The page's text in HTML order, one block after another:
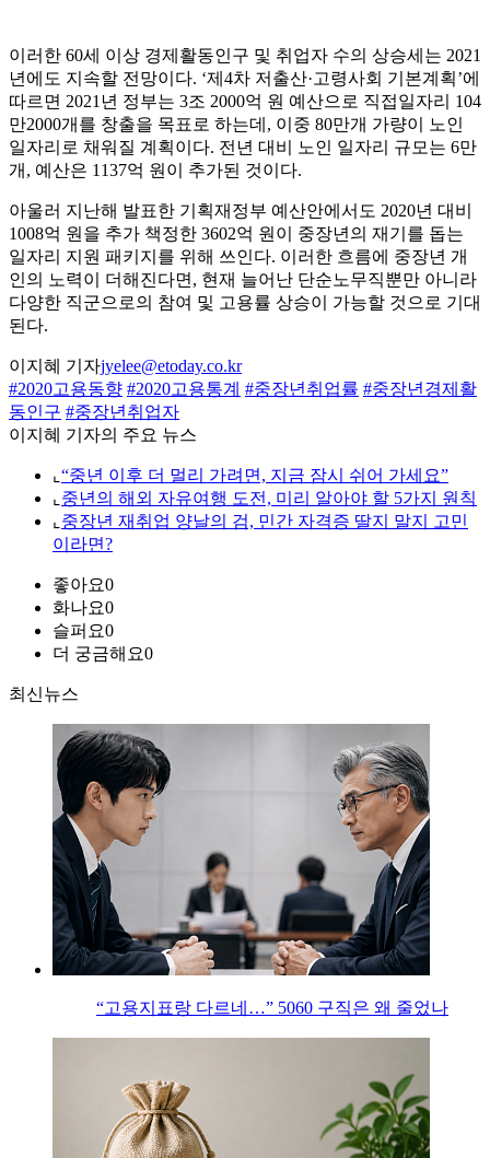
이러한 60세 이상 경제활동인구 및 취업자 수의 상승세는 2021
년에도 지속할 전망이다. ‘제4차 저출산·고령사회 기본계획’에
따르면 2021년 정부는 3조 2000억 원 예산으로 직접일자리 104
만2000개를 창출을 목표로 하는데, 이중 80만개 가량이 노인
일자리로 채워질 계획이다. 전년 대비 노인 일자리 규모는 6만
개, 예산은 1137억 원이 추가된 것이다.
아울러 지난해 발표한 기획재정부 예산안에서도 2020년 대비
1008억 원을 추가 책정한 3602억 원이 중장년의 재기를 돕는
일자리 지원 패키지를 위해 쓰인다. 이러한 흐름에 중장년 개
인의 노력이 더해진다면, 현재 늘어난 단순노무직뿐만 아니라
다양한 직군으로의 참여 및 고용률 상승이 가능할 것으로 기대
된다.
이지혜 기자jyelee@etoday.co.kr
#2020고용동향 #2020고용통계 #중장년취업률 #중장년경제활
동인구 #중장년취업자
이지혜 기자의 주요 뉴스
⌞ “중년 이후 더 멀리 가려면, 지금 잠시 쉬어 가세요”
⌞ 중년의 해외 자유여행 도전, 미리 알아야 할 5가지 원칙
⌞ 중장년 재취업 양날의 검, 민간 자격증 딸지 말지 고민
이라면?
좋아요0
화나요0
슬퍼요0
더 궁금해요0
최신뉴스
“고용지표랑 다르네…” 5060 구직은 왜 줄었나